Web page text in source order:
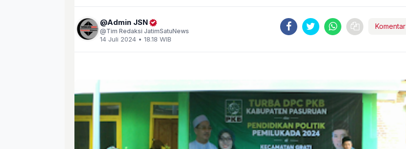
Admin JSN
Tim Redaksi JatimSatuNews
14 Juli 2024 • 18.18 WIB
Komentar